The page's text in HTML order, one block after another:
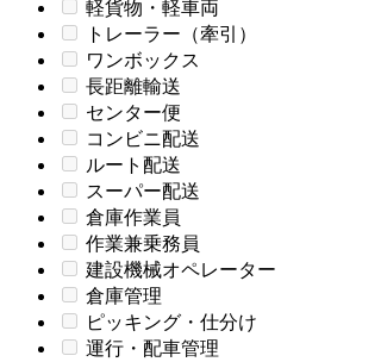
軽貨物・軽車両
トレーラー（牽引）
ワンボックス
長距離輸送
センター便
コンビニ配送
ルート配送
スーパー配送
倉庫作業員
作業兼乗務員
建設機械オペレーター
倉庫管理
ピッキング・仕分け
運行・配車管理